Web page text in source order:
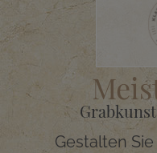
Gestalten